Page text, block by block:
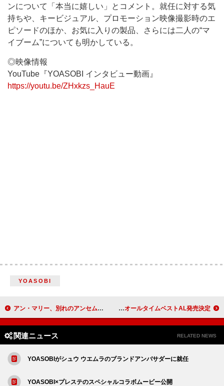
ンについて「本当に嬉しい」とコメント。就任に対する気
持ちや、キービジュアル、プロモーション映像撮影時のエ
ピソードのほか、お気に入りの製品、さらには二人の“マ
イブーム”についても明かしている。
◎映像情報
YouTube『YOASOBI インタビュー動画』
https://youtu.be/ZHxkzs_HauE
YOASOBI
アン・マリー、別れのアンセム「That's What You Get」MV公開 Crystal Kay、25周年イヤーに初のオールタイムベストAL発売決定
関連ニュース RELATED NEWS
YOASOBIがシュウ ウエムラのブランドアンバサダーに就任
YOASOBI×プレステのスペシャルコラボムービー公開